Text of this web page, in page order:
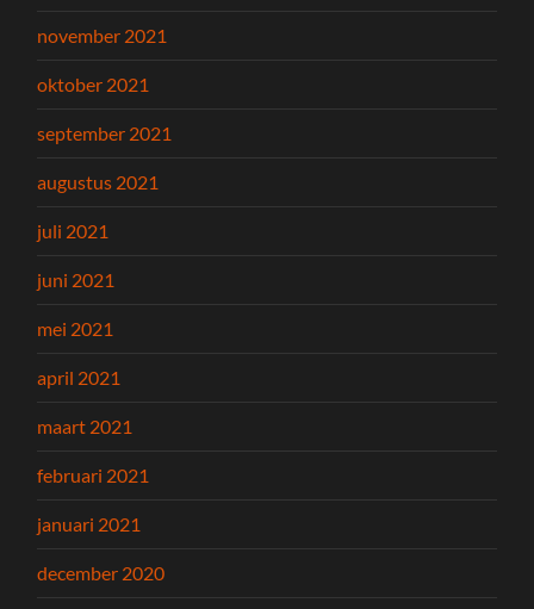
november 2021
oktober 2021
september 2021
augustus 2021
juli 2021
juni 2021
mei 2021
april 2021
maart 2021
februari 2021
januari 2021
december 2020